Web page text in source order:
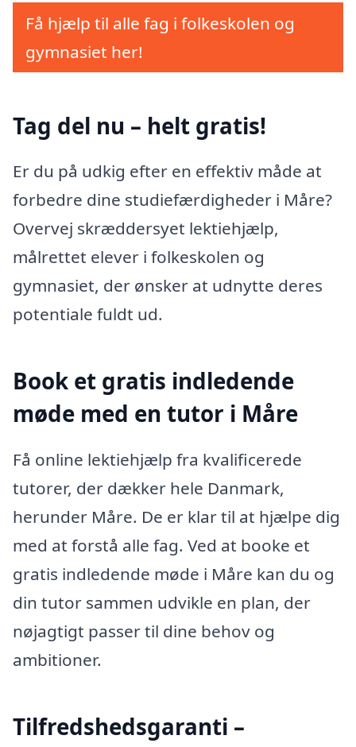
Få hjælp til alle fag i folkeskolen og
gymnasiet her!
Tag del nu – helt gratis!
Er du på udkig efter en effektiv måde at
forbedre dine studiefærdigheder i Måre?
Overvej skræddersyet lektiehjælp,
målrettet elever i folkeskolen og
gymnasiet, der ønsker at udnytte deres
potentiale fuldt ud.
Book et gratis indledende
møde med en tutor i Måre
Få online lektiehjælp fra kvalificerede
tutorer, der dækker hele Danmark,
herunder Måre. De er klar til at hjælpe dig
med at forstå alle fag. Ved at booke et
gratis indledende møde i Måre kan du og
din tutor sammen udvikle en plan, der
nøjagtigt passer til dine behov og
ambitioner.
Tilfredshedsgaranti –